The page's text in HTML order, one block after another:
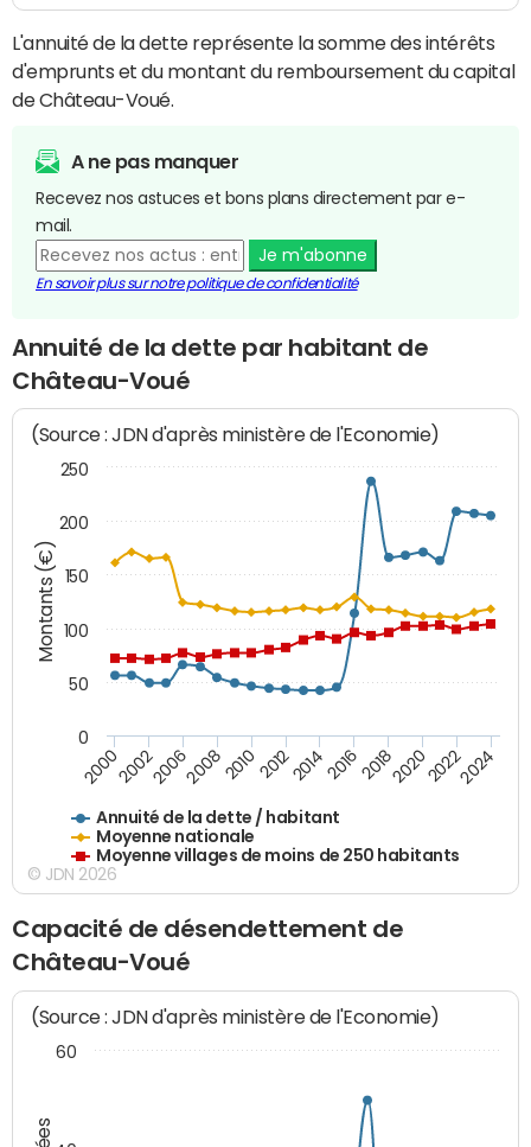
L'annuité de la dette représente la somme des intérêts
d'emprunts et du montant du remboursement du capital
de Château-Voué.
A ne pas manquer
Recevez nos astuces et bons plans directement par e-
mail.
Je m'abonne
En savoir plus sur notre politique de confidentialité
Annuité de la dette par habitant de
Château-Voué
Montants (€)
(Source : JDN d'après ministère de l'Economie)
Annuité de la dette / habitant
Moyenne nationale
Moyenne villages de moins de 250 habitants
200020022006200820102012201420162018202020222024
0
50
100
150
200
250
© JDN 2026
Capacité de désendettement de
Château-Voué
(Source : JDN d'après ministère de l'Economie)
60